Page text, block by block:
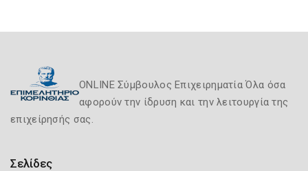
ONLINE Σύμβουλος Επιχειρηματία Όλα όσα
αφορούν την ίδρυση και την λειτουργία της
επιχείρησής σας.
Σελίδες